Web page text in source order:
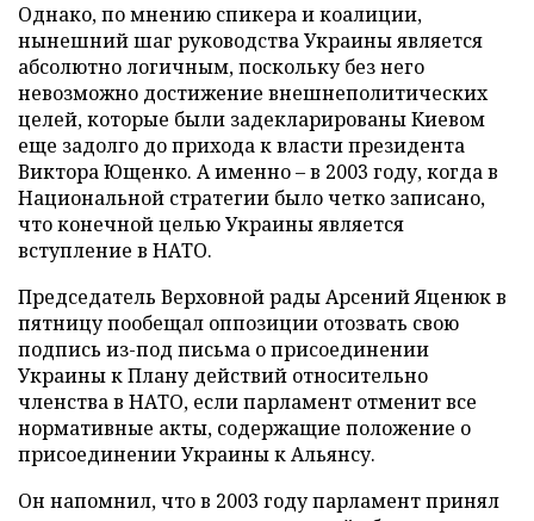
Однако, по мнению спикера и коалиции,
нынешний шаг руководства Украины является
абсолютно логичным, поскольку без него
невозможно достижение внешнеполитических
целей, которые были задекларированы Киевом
еще задолго до прихода к власти президента
Виктора Ющенко. А именно – в 2003 году, когда в
Национальной стратегии было четко записано,
что конечной целью Украины является
вступление в НАТО.
Председатель Верховной рады Арсений Яценюк в
пятницу пообещал оппозиции отозвать свою
подпись из-под письма о присоединении
Украины к Плану действий относительно
членства в НАТО, если парламент отменит все
нормативные акты, содержащие положение о
присоединении Украины к Альянсу.
Он напомнил, что в 2003 году парламент принял